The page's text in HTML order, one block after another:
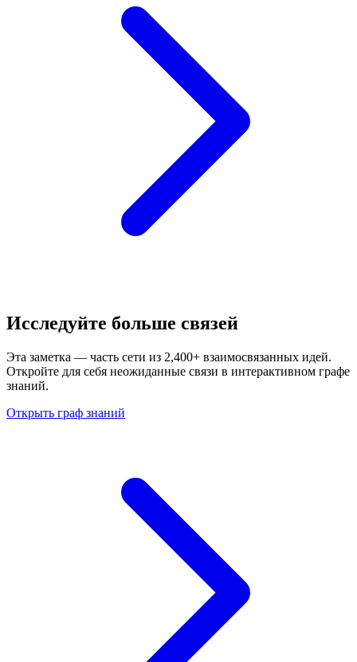
Исследуйте больше связей
Эта заметка — часть сети из 2,400+ взаимосвязанных идей.
Откройте для себя неожиданные связи в интерактивном графе
знаний.
Открыть граф знаний